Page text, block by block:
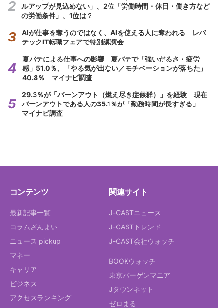
ルアップが見込めない」、2位「労働時間・休日・働き方など
の労働条件」、1位は？
AIが仕事を奪うのではなく、AIを使える人に奪われる レバ
テックIT転職フェアで特別講演会
夏バテによる仕事への影響 夏バテで「強いだるさ・疲労
感」51.0％、「やる気が出ない／モチベーションが落ちた」
40.8％ マイナビ調査
29.3％が「バーンアウト（燃え尽き症候群）」を経験 現在
バーンアウトである人の35.1％が「勤務時間が長すぎる」
マイナビ調査
コンテンツ
最新記事一覧
コラムざんまい
ニュース pickup
マネー
キャリア
ビジネス
アクセスランキング
関連サイト
J-CASTニュース
J-CASTトレンド
J-CAST会社ウォッチ
BOOKウォッチ
東京バーゲンマニア
Jタウンネット
ゼロまる